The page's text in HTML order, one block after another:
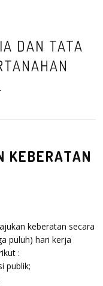
DAN TATA
KEBERATAN
keberatan secara
puluh) hari kerja
:
publik;